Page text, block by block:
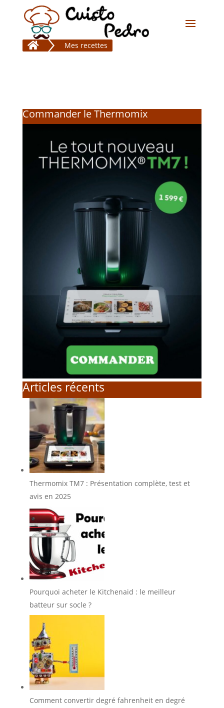
 Mes recettes
Commander le Thermomix
Articles récents
Thermomix TM7 : Présentation complète, test et
avis en 2025
Pourquoi acheter le Kitchenaid : le meilleur
batteur sur socle ?
Comment convertir degré fahrenheit en degré